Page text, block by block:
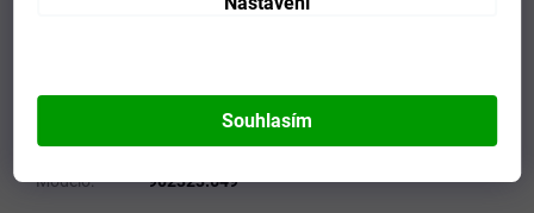
Souhlasím
EAN:
8447150356779
Composicion:
56%POLIÉSTER - 39%MODALE - 5%SPANDEX
Modelo: 902323.649